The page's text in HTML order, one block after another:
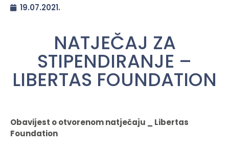
19.07.2021.
NATJEČAJ ZA
STIPENDIRANJE –
LIBERTAS FOUNDATION
Obavijest o otvorenom natječaju _ Libertas
Foundation